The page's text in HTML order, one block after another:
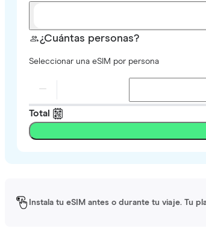
¿Cuántas personas?
Seleccionar una eSIM por persona
Total
Instala tu eSIM antes o durante tu viaje. Tu